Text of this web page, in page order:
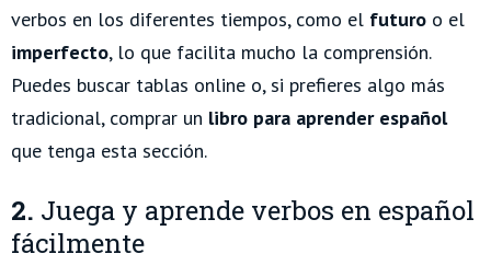
verbos en los diferentes tiempos, como el futuro o el
imperfecto, lo que facilita mucho la comprensión.
Puedes buscar tablas online o, si prefieres algo más
tradicional, comprar un libro para aprender español
que tenga esta sección.
2. Juega y aprende verbos en español
fácilmente